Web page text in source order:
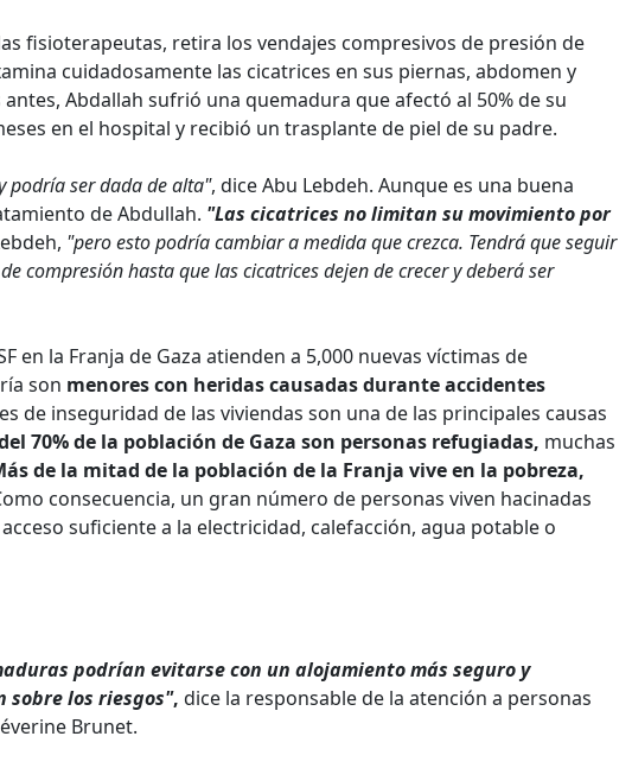
fisioterapeutas, retira los vendajes compresivos de presión de
cuidadosamente las cicatrices en sus piernas, abdomen y
Abdallah sufrió una quemadura que afectó al 50% de su
en el hospital y recibió un trasplante de piel de su padre.
podría ser dada de alta", dice Abu Lebdeh. Aunque es una buena
de Abdullah. "Las cicatrices no limitan su movimiento por
"pero esto podría cambiar a medida que crezca. Tendrá que seguir
compresión hasta que las cicatrices dejen de crecer y deberá ser
en la Franja de Gaza atienden a 5,000 nuevas víctimas de
son menores con heridas causadas durante accidentes
de inseguridad de las viviendas son una de las principales causas
70% de la población de Gaza son personas refugiadas, muchas
de la mitad de la población de la Franja vive en la pobreza,
consecuencia, un gran número de personas viven hacinadas
suficiente a la electricidad, calefacción, agua potable o
podrían evitarse con un alojamiento más seguro y
sobre los riesgos", dice la responsable de la atención a personas
Brunet.